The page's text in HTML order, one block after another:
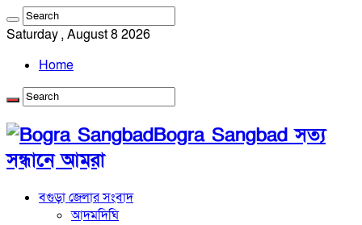
Saturday , August 8 2026
Home
Bogra Sangbad সত্য
সন্ধানে আমরা
বগুড়া জেলার সংবাদ
আদমদিঘি